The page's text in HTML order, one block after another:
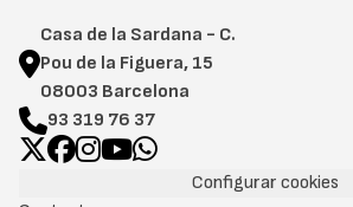
Casa de la Sardana - C.
Pou de la Figuera, 15
08003 Barcelona
93 319 76 37
Configurar cookies